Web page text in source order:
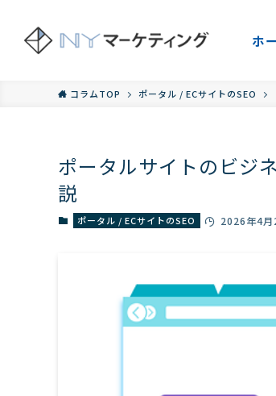
ホ
コラムTOP ポータル / ECサイトのSEO
ポータルサイトのビジ
説
ポータル / ECサイトのSEO 2026年4月